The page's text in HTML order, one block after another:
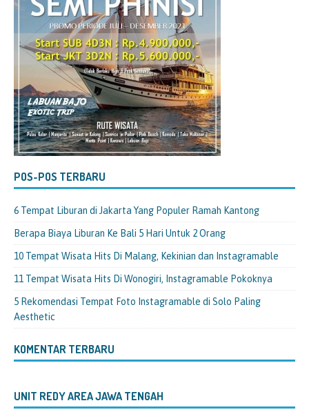
POS-POS TERBARU
6 Tempat Liburan di Jakarta Yang Populer Ramah Kantong
Berapa Biaya Liburan Ke Bali 5 Hari Untuk 2 Orang
10 Tempat Wisata Hits Di Malang, Kekinian dan Instagramable
11 Tempat Wisata Hits Di Wonogiri, Instagramable Pokoknya
5 Rekomendasi Tempat Foto Instagramable di Solo Paling
Aesthetic
KOMENTAR TERBARU
UNIT REDY AREA JAWA TENGAH